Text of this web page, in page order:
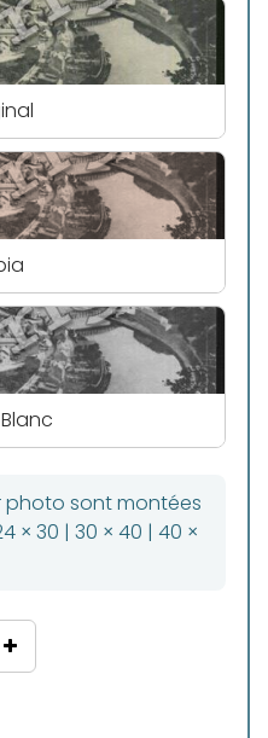
photo sont montées
× 30 | 30 × 40 | 40 ×